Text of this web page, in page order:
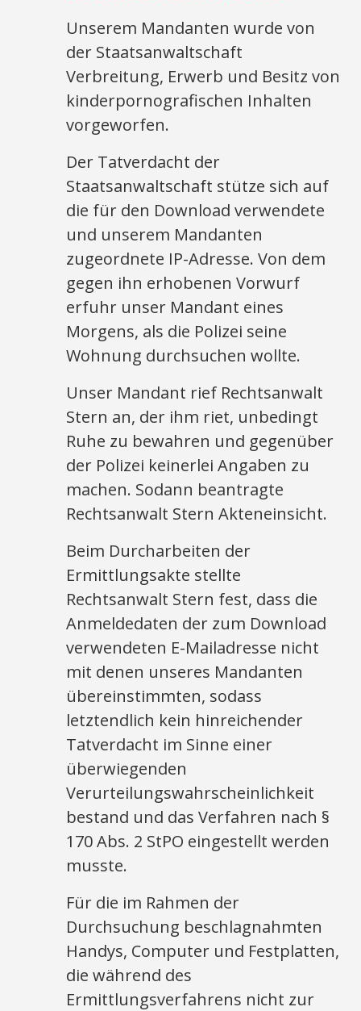
Unserem Mandanten wurde von
der Staatsanwaltschaft
Verbreitung, Erwerb und Besitz von
kinderpornografischen Inhalten
vorgeworfen.
Der Tatverdacht der
Staatsanwaltschaft stütze sich auf
die für den Download verwendete
und unserem Mandanten
zugeordnete IP-Adresse. Von dem
gegen ihn erhobenen Vorwurf
erfuhr unser Mandant eines
Morgens, als die Polizei seine
Wohnung durchsuchen wollte.
Unser Mandant rief Rechtsanwalt
Stern an, der ihm riet, unbedingt
Ruhe zu bewahren und gegenüber
der Polizei keinerlei Angaben zu
machen. Sodann beantragte
Rechtsanwalt Stern Akteneinsicht.
Beim Durcharbeiten der
Ermittlungsakte stellte
Rechtsanwalt Stern fest, dass die
Anmeldedaten der zum Download
verwendeten E-Mailadresse nicht
mit denen unseres Mandanten
übereinstimmten, sodass
letztendlich kein hinreichender
Tatverdacht im Sinne einer
überwiegenden
Verurteilungswahrscheinlichkeit
bestand und das Verfahren nach §
170 Abs. 2 StPO eingestellt werden
musste.
Für die im Rahmen der
Durchsuchung beschlagnahmten
Handys, Computer und Festplatten,
die während des
Ermittlungsverfahrens nicht zur